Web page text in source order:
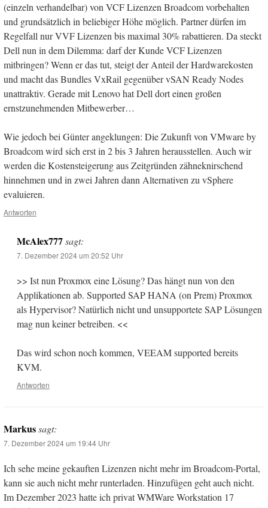
(einzeln verhandelbar) von VCF Lizenzen Broadcom vorbehalten
und grundsätzlich in beliebiger Höhe möglich. Partner dürfen im
Regelfall nur VVF Lizenzen bis maximal 30% rabattieren. Da steckt
Dell nun in dem Dilemma: darf der Kunde VCF Lizenzen
mitbringen? Wenn er das tut, steigt der Anteil der Hardwarekosten
und macht das Bundles VxRail gegenüber vSAN Ready Nodes
unattraktiv. Gerade mit Lenovo hat Dell dort einen großen
ernstzunehmenden Mitbewerber…
Wie jedoch bei Günter angeklungen: Die Zukunft von VMware by
Broadcom wird sich erst in 2 bis 3 Jahren herausstellen. Auch wir
werden die Kostensteigerung aus Zeitgründen zähneknirschend
hinnehmen und in zwei Jahren dann Alternativen zu vSphere
evaluieren.
Antworten
McAlex777 sagt:
7. Dezember 2024 um 20:52 Uhr
>> Ist nun Proxmox eine Lösung? Das hängt nun von den
Applikationen ab. Supported SAP HANA (on Prem) Proxmox
als Hypervisor? Natürlich nicht und unsupportete SAP Lösungen
mag nun keiner betreiben. <<
Das wird schon noch kommen, VEEAM supported bereits
KVM.
Antworten
Markussagt:
7. Dezember 2024 um 19:44 Uhr
Ich sehe meine gekauften Lizenzen nicht mehr im Broadcom-Portal,
kann sie auch nicht mehr runterladen. Hinzufügen geht auch nicht.
Im Dezember 2023 hatte ich privat WMWare Workstation 17